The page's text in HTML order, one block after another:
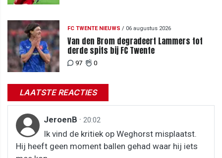
FC TWENTE NIEUWS / 06 augustus 2026
Van den Brom degradeert Lammers tot
derde spits bij FC Twente
97 0
LAATSTE REACTIES
JeroenB · 20:02
Ik vind de kritiek op Weghorst misplaatst.
Hij heeft geen moment ballen gehad waar hij iets